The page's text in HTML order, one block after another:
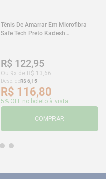
Tênis De Amarrar Em Microfibra
Safe Tech Preto Kadesh
R$ 122,95
Ou 9x de R$ 13,66
Desc. deR$ 6,15
R$ 116,80
5% OFF no boleto à vista
COMPRAR